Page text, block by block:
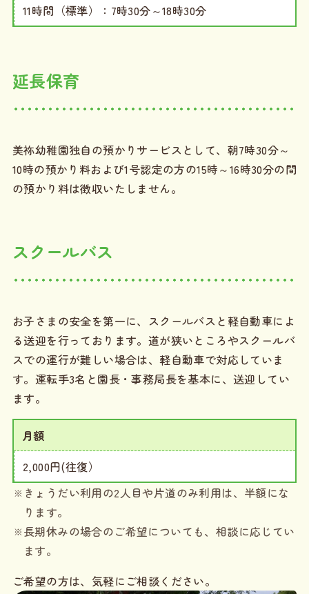
11時間（標準）：7時30分～18時30分
延長保育
美祢幼稚園独自の預かりサービスとして、朝7時30分～
10時の預かり料および1号認定の方の15時～16時30分の間
の預かり料は徴収いたしません。
スクールバス
お子さまの安全を第一に、スクールバスと軽自動車によ
る送迎を行っております。道が狭いところやスクールバ
スでの運行が難しい場合は、軽自動車で対応していま
す。運転手3名と園長・事務局長を基本に、送迎してい
ます。
月額
2,000円(往復）
きょうだい利用の2人目や片道のみ利用は、半額にな
ります。
長期休みの場合のご希望についても、相談に応じてい
ます。
ご希望の方は、気軽にご相談ください。